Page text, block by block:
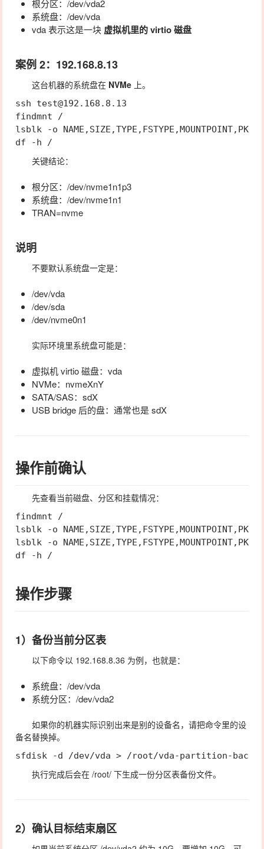
根分区：/dev/vda2
系统盘：/dev/vda
vda表示这是一块 虚拟机里的 virtio 磁盘
案例 2： 192.168.8.13
这台机器的系统盘在 NVMe 上。
ssh test@192.168.8.13
findmnt /
lsblk -o
关键结论：
根分区：/dev/nvme1n1p3
系统盘：/dev/nvme1n1
TRAN=nvme
说明
不要默认系统盘一定是：
/dev/vda
/dev/sda
/dev/nvme0n1
实际环境里系统盘可能是：
虚拟机 virtio 磁盘：vda
NVMe： nvmeXnY
SATA/SAS：sdX
USB bridge 后的盘：通常也是sdX
操作前确认
先查看当前磁盘、分区和挂载情况：
findmnt /
lsblk -o
lsblk -o
操作步骤
1）备份当前分区表
以下命令以 192.168.8.36 为例，也就是：
系统盘：/dev/vda
系统分区：/dev/vda2
如果你的机器实际识别出来是别的设备名，请把命令里的设
备名替换掉。
执行完成后会在/root/ 下生成一份分区表备份文件。
2）确认目标结束扇区